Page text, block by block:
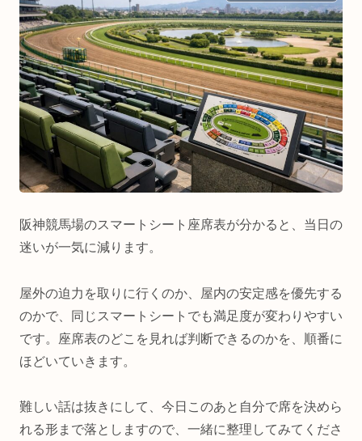
阪神競馬場のスマートシート座席表が分かると、当日の
迷いが一気に減ります。
屋外の迫力を取りに行くのか、屋内の安定感を優先する
のかで、同じスマートシートでも満足度が変わりやすい
です。座席表のどこを見れば判断できるのかを、順番に
ほどいていきます。
難しい話は抜きにして、今日このあと自分で席を決めら
れる形まで落としますので、一緒に整理してみてくださ